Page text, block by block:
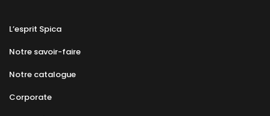
L’esprit Spica
Notre savoir-faire
Notre catalogue
Corporate